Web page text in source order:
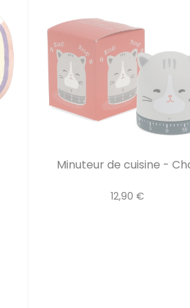
Minuteur de cuisine -
12,90 €